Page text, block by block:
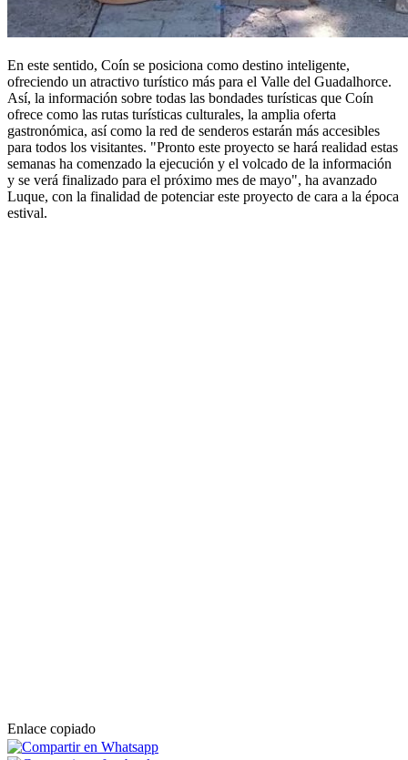
En este sentido, Coín se posiciona como destino inteligente,
ofreciendo un atractivo turístico más para el Valle del Guadalhorce.
Así, la información sobre todas las bondades turísticas que Coín
ofrece como las rutas turísticas culturales, la amplia oferta
gastronómica, así como la red de senderos estarán más accesibles
para todos los visitantes. "Pronto este proyecto se hará realidad estas
semanas ha comenzado la ejecución y el volcado de la información
y se verá finalizado para el próximo mes de mayo", ha avanzado
Luque, con la finalidad de potenciar este proyecto de cara a la época
estival.
Enlace copiado